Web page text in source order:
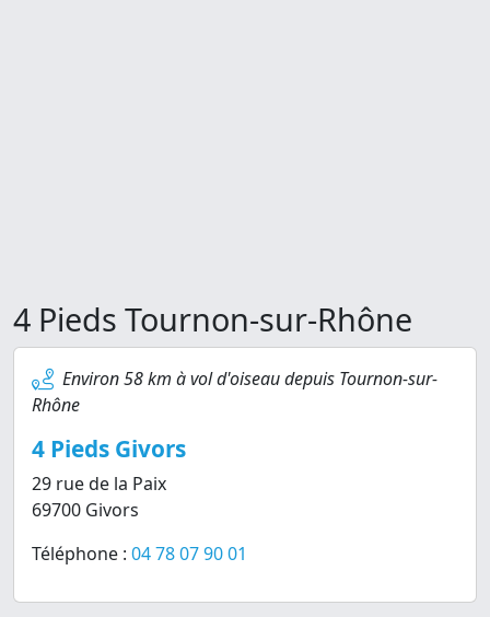
4 Pieds Tournon-sur-Rhône
Environ 58 km à vol d'oiseau depuis Tournon-sur-
Rhône
4 Pieds Givors
29 rue de la Paix
69700 Givors
Téléphone : 04 78 07 90 01